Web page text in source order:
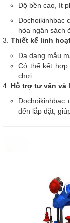
Độ bền cao, ít
Dochoikinhbac
hóa ngân sách
Thiết kế linh
Đa dạng mẫu
Có thể kết
chơi
Hỗ trợ tư vấn và
đến lắp đặt,